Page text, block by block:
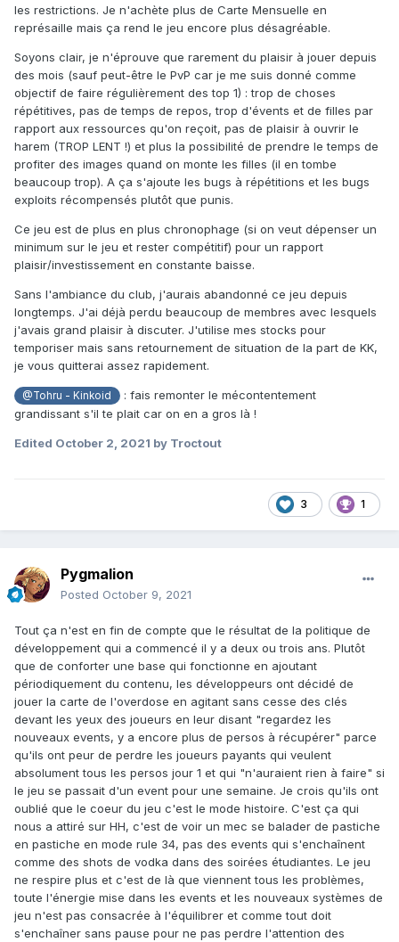
les restrictions. Je n'achète plus de Carte Mensuelle en
représaille mais ça rend le jeu encore plus désagréable.
Soyons clair, je n'éprouve que rarement du plaisir à jouer depuis
des mois (sauf peut-être le PvP car je me suis donné comme
objectif de faire régulièrement des top 1) : trop de choses
répétitives, pas de temps de repos, trop d'évents et de filles par
rapport aux ressources qu'on reçoit, pas de plaisir à ouvrir le
harem (TROP LENT !) et plus la possibilité de prendre le temps de
profiter des images quand on monte les filles (il en tombe
beaucoup trop). A ça s'ajoute les bugs à répétitions et les bugs
exploits récompensés plutôt que punis.
Ce jeu est de plus en plus chronophage (si on veut dépenser un
minimum sur le jeu et rester compétitif) pour un rapport
plaisir/investissement en constante baisse.
Sans l'ambiance du club, j'aurais abandonné ce jeu depuis
longtemps. J'ai déjà perdu beaucoup de membres avec lesquels
j'avais grand plaisir à discuter. J'utilise mes stocks pour
temporiser mais sans retournement de situation de la part de KK,
je vous quitterai assez rapidement.
@Tohru - Kinkoid
: fais remonter le mécontentement
grandissant s'il te plait car on en a gros là !
Edited October 2, 2021 by Troctout
3 1
Pygmalion
Posted October 9, 2021
Tout ça n'est en fin de compte que le résultat de la politique de
développement qui a commencé il y a deux ou trois ans. Plutôt
que de conforter une base qui fonctionne en ajoutant
périodiquement du contenu, les développeurs ont décidé de
jouer la carte de l'overdose en agitant sans cesse des clés
devant les yeux des joueurs en leur disant "regardez les
nouveaux events, y a encore plus de persos à récupérer" parce
qu'ils ont peur de perdre les joueurs payants qui veulent
absolument tous les persos jour 1 et qui "n'auraient rien à faire" si
le jeu se passait d'un event pour une semaine. Je crois qu'ils ont
oublié que le coeur du jeu c'est le mode histoire. C'est ça qui
nous a attiré sur HH, c'est de voir un mec se balader de pastiche
en pastiche en mode rule 34, pas des events qui s'enchaînent
comme des shots de vodka dans des soirées étudiantes. Le jeu
ne respire plus et c'est de là que viennent tous les problèmes,
toute l'énergie mise dans les events et les nouveaux systèmes de
jeu n'est pas consacrée à l'équilibrer et comme tout doit
s'enchaîner sans pause pour ne pas perdre l'attention des